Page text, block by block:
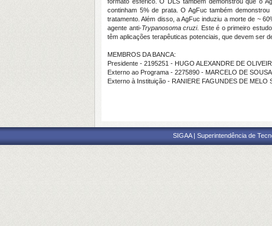
continham 5% de prata. O AgFuc também
tratamento. Além disso, a AgFuc induziu a morte de ~
agente anti-Trypanosoma cruzi. Este é o primeiro
têm aplicações terapêuticas potenciais, que devem ser
MEMBROS DA BANCA:
Presidente - 2195251 - HUGO ALEXANDRE DE
Externo ao Programa - 2275890 - MARCELO DE SOUSA
Externo à Instituição - RANIERE FAGUNDES DE MELO
SIGAA | Superintendência de